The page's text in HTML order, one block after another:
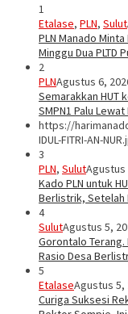
1
Etalase, PLN, Sulut
PLN Manado
Minggu Dua PLTD
2
PLNAgustus 6,
Semarakkan HUT
SMPN1 Palu
https://
IDUL-FITRI-AN-
3
PLN, SulutAgustus
Kado PLN untuk
Berlistrik, Setelah
4
SulutAgustus 5,
Gorontalo Terang.
Rasio Desa
5
EtalaseAgustus 5,
Curiga Suksesi